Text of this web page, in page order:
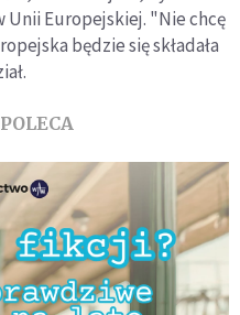
Unii Europejskiej. "Nie chcę
będzie się składała